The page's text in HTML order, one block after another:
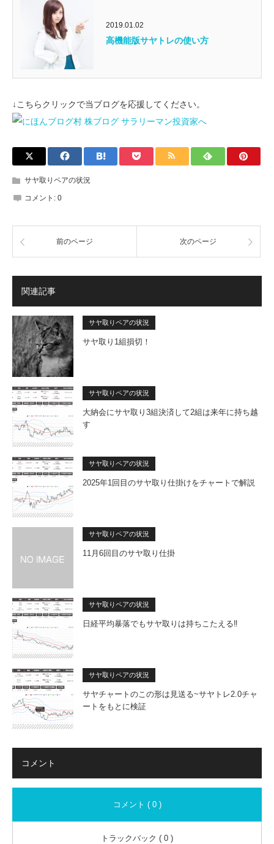
2019.01.02
高機能版サヤトレの使い方
↓こちらクリックで当ブログを応援してください。
サヤ取りペアの状況
コメント: 0
前のページ 次のページ
関連記事
サヤ取りペアの状況
サヤ取り1組損切！
サヤ取りペアの状況
大納会にサヤ取り3組決済して2組は来年に持ち越
す
サヤ取りペアの状況
2025年1回目のサヤ取り仕掛けをチャートで解説
サヤ取りペアの状況
11月6回目のサヤ取り仕掛
サヤ取りペアの状況
日経平均暴落でもサヤ取りは持ちこたえる‼
サヤ取りペアの状況
サヤチャートのこの形は見送る~サヤトレ2.0チャ
ートをもとに検証
コメント
コメント ( 0 )
トラックバック ( 0 )